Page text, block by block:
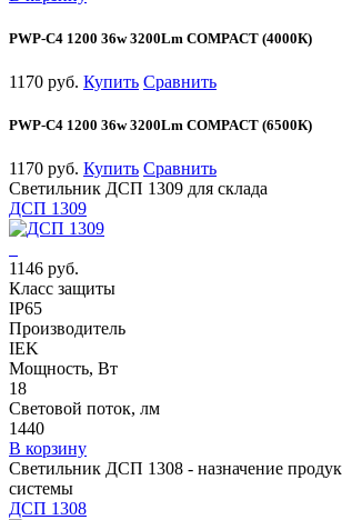
PWP-С4 1200 36w 3200Lm COMPACT (4000К)
1170 руб. Купить Сравнить
PWP-С4 1200 36w 3200Lm COMPACT (6500К)
1170 руб. Купить Сравнить
Светильник ДСП 1309 для склада
ДСП 1309
1146 руб.
Класс защиты
IP65
Производитель
IEK
Мощность, Вт
18
Световой поток, лм
1440
В корзину
Светильник ДСП 1308 - назначение
системы
ДСП 1308